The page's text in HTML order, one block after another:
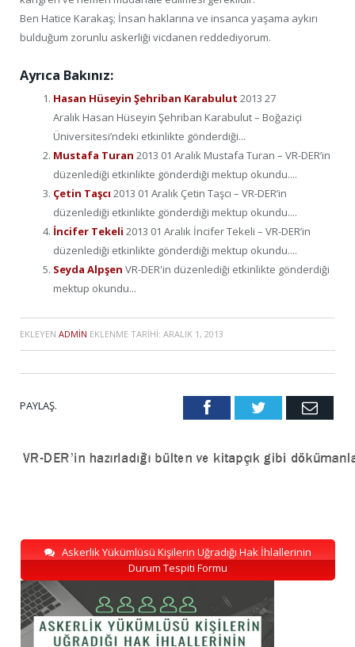
Ben Hatice Karakaş; İnsan haklarına ve insanca yaşama aykırı
bulduğum zorunlu askerliği vicdanen reddediyorum.
Ayrıca Bakınız:
Hasan Hüseyin Şehriban Karabulut 2013 27
Aralık Hasan Hüseyin Şehriban Karabulut – Boğaziçi
Üniversitesi’ndeki etkinlikte gönderdiği...
Mustafa Turan 2013 01 Aralık Mustafa Turan – VR-DER’in
düzenlediği etkinlikte gönderdiği mektup okundu....
Çetin Taşcı 2013 01 Aralık Çetin Taşcı – VR-DER’in
düzenlediği etkinlikte gönderdiği mektup okundu....
İncifer Tekeli 2013 01 Aralık İncifer Tekeli – VR-DER’in
düzenlediği etkinlikte gönderdiği mektup okundu....
Seyda Alpşen VR-DER'in düzenlediği etkinlikte gönderdiği
mektup okundu...
EKLEYEN ADMIN EKLENME TARIHI: ARALIK 1, 2013
PAYLAŞ. FacebookTwitter Email
Askerlik Yükümlüsü Kişilerin Uğradığı Hak İhlallerinin
Durum Tespiti Formu